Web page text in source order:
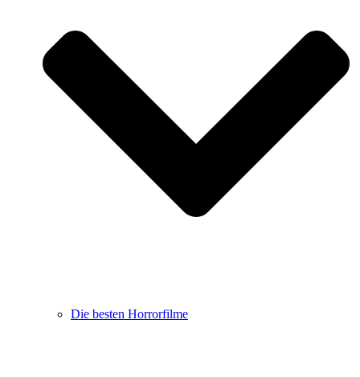
Die besten Horrorfilme